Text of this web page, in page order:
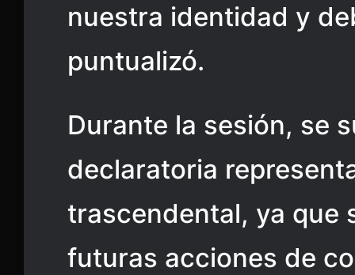
nuestra identidad y
puntualizó.
Durante la sesión, se
declaratoria
trascendental, ya que
futuras acciones de